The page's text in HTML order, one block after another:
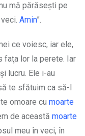
mă părăseşti pe
Amin”.
ce voiesc, iar ele,
faţa lor la perete. Iar
lucru. Ele i-au
te sfătuim ca să-l
omoare cu moarte
de această moarte
meu în veci, în